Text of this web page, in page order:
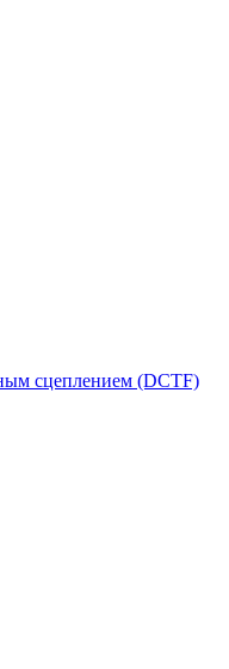
сцеплением (DCTF)